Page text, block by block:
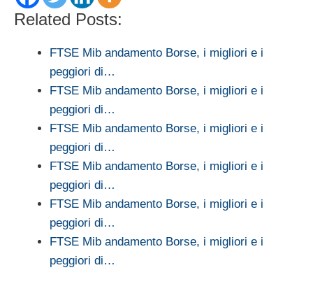
Related Posts:
FTSE Mib andamento Borse, i migliori e i
peggiori di…
FTSE Mib andamento Borse, i migliori e i
peggiori di…
FTSE Mib andamento Borse, i migliori e i
peggiori di…
FTSE Mib andamento Borse, i migliori e i
peggiori di…
FTSE Mib andamento Borse, i migliori e i
peggiori di…
FTSE Mib andamento Borse, i migliori e i
peggiori di…